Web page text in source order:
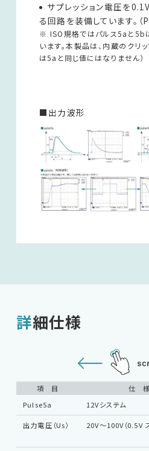
サプレッション電圧を0.1V ステップで設定でき
る回路を装備しています。（
※ ISO規格ではパルス5aと5b
います。本製品は、内蔵のク
は5aと同じ値にはなりません）
■出力波形
詳細仕様
項 目
仕 様
Pulse5a
12Vシステム
出力電圧（Us） 20V〜100V（0.5V